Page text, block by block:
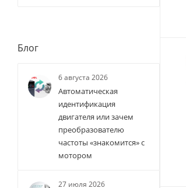
Блог
6 августа 2026
Автоматическая
идентификация
двигателя или зачем
преобразователю
частоты «знакомится» с
мотором
27 июля 2026